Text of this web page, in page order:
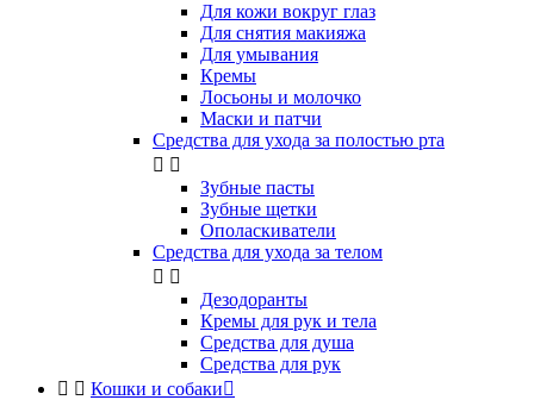
Для кожи вокруг глаз
Для снятия макияжа
Для умывания
Кремы
Лосьоны и молочко
Маски и патчи
Средства для ухода за полостью рта
 
Зубные пасты
Зубные щетки
Ополаскиватели
Средства для ухода за телом
 
Дезодоранты
Кремы для рук и тела
Средства для душа
Средства для рук
  Кошки и собаки